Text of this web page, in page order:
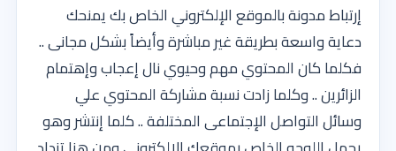
إرتباط مدونة بالموقع الإلكتروني الخاص بك يمنحك
دعاية واسعة بطريقة غير مباشرة وأيضاً بشكل مجانى ..
فكلما كان المحتوي مهم وحيوي نال إعجاب وإهتمام
الزائرين .. وكلما زادت نسبة مشاركة المحتوي علي
وسائل التواصل الإجتماعى المختلفة .. كلما إنتشر وهو